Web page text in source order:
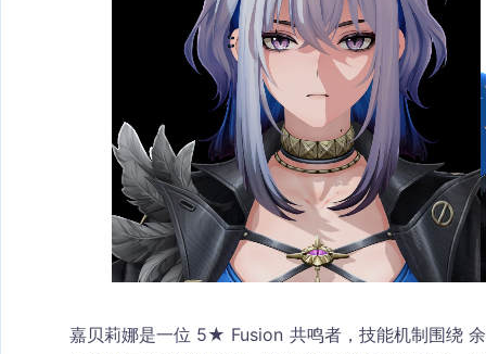
嘉贝莉娜是一位 5★ Fusion 共鸣者，技能机制围绕